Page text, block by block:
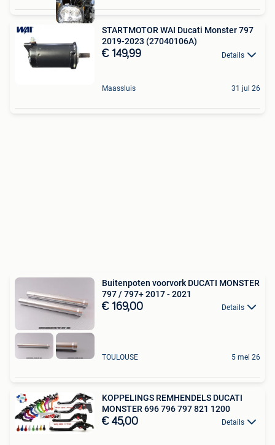
STARTMOTOR WAI Ducati Monster 797
2019-2023 (27040106A)
€ 149,99 Details
Maassluis 31 jul 26
Buitenpoten voorvork DUCATI MONSTER
797 / 797+ 2017 - 2021
€ 169,00 Details
TOULOUSE 5 mei 26
KOPPELINGS REMHENDELS DUCATI
MONSTER 696 796 797 821 1200
€ 45,00 Details